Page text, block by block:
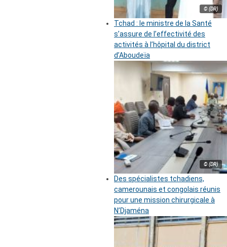
© (DR)
Tchad : le ministre de la Santé
s’assure de l’effectivité des
activités à l’hôpital du district
d’Aboudeïa
© (DR)
Des spécialistes tchadiens,
camerounais et congolais réunis
pour une mission chirurgicale à
N’Djaména